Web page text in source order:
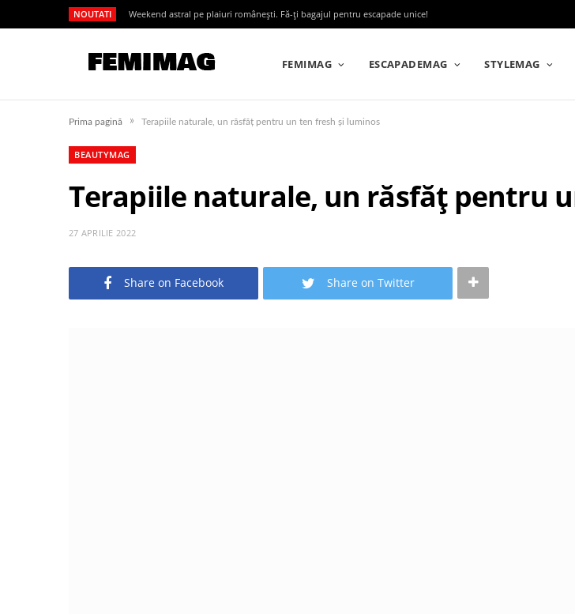
NOUTATI Weekend astral pe plaiuri românești. Fă-ți bagajul pentru escapade unice!
FEMIMAG ESCAPADEMAG STYLEMAG
Prima pagină » Terapiile naturale, un răsfăț pentru un ten fresh și luminos
BEAUTYMAG
Terapiile naturale, un răsfăț pentru
27 APRILIE 2022
Share on Facebook Share on Twitter